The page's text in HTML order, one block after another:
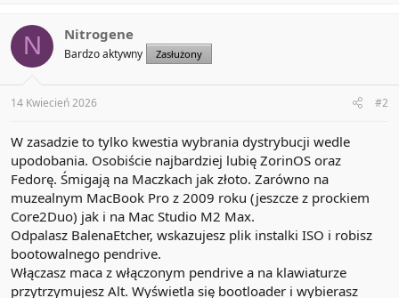
N Nitrogene
Bardzo aktywny Zasłużony
14 Kwiecień 2026 #2
W zasadzie to tylko kwestia wybrania dystrybucji wedle
upodobania. Osobiście najbardziej lubię ZorinOS oraz
Fedorę. Śmigają na Maczkach jak złoto. Zarówno na
muzealnym MacBook Pro z 2009 roku (jeszcze z prockiem
Core2Duo) jak i na Mac Studio M2 Max.
Odpalasz BalenaEtcher, wskazujesz plik instalki ISO i robisz
bootowalnego pendrive.
Włączasz maca z włączonym pendrive a na klawiaturze
przytrzymujesz Alt. Wyświetla się bootloader i wybierasz